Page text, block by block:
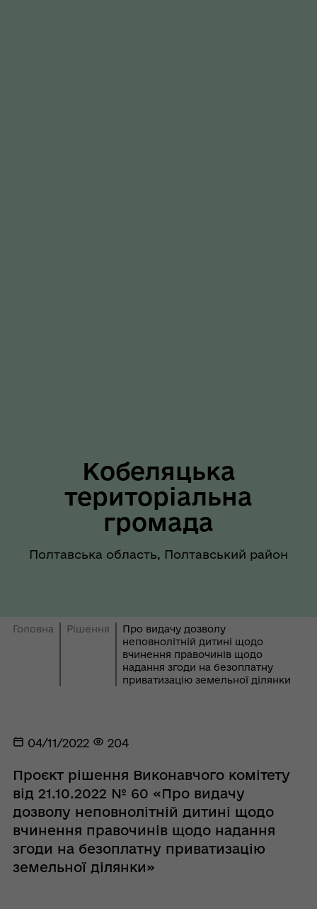
Кобеляцька
територіальна
громада
Полтавська область, Полтавський район
Головна Рішення
Про видачу дозволу
неповнолітній дитині щодо
вчинення правочинів щодо
надання згоди на безоплатну
приватизацію земельної ділянки
04/11/2022 204
Проєкт рішення Виконавчого комітету
від 21.10.2022 № 60 «Про видачу
дозволу неповнолітній дитині щодо
вчинення правочинів щодо надання
згоди на безоплатну приватизацію
земельної ділянки»